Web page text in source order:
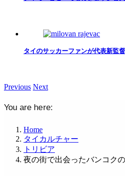
タイのサッカーファンが代表新監
Previous Next
You are here:
Home
タイカルチャー
トリビア
夜の街で出会ったバンコク